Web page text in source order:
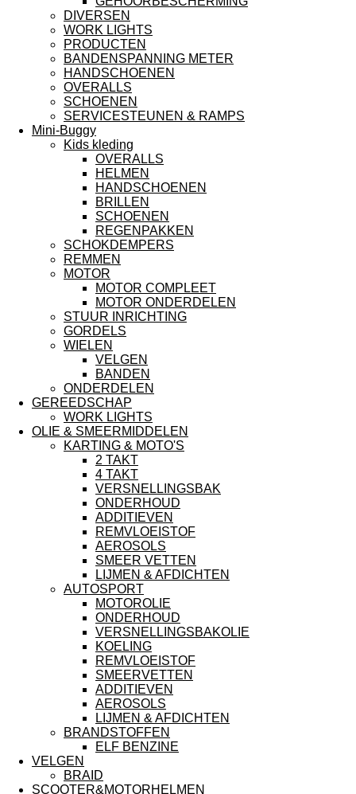
DIVERSEN
WORK LIGHTS
PRODUCTEN
BANDENSPANNING METER
HANDSCHOENEN
OVERALLS
SCHOENEN
SERVICESTEUNEN & RAMPS
Mini-Buggy
Kids kleding
OVERALLS
HELMEN
HANDSCHOENEN
BRILLEN
SCHOENEN
REGENPAKKEN
SCHOKDEMPERS
REMMEN
MOTOR
MOTOR COMPLEET
MOTOR ONDERDELEN
STUUR INRICHTING
GORDELS
WIELEN
VELGEN
BANDEN
ONDERDELEN
GEREEDSCHAP
WORK LIGHTS
OLIE & SMEERMIDDELEN
KARTING & MOTO'S
2 TAKT
4 TAKT
VERSNELLINGSBAK
ONDERHOUD
ADDITIEVEN
REMVLOEISTOF
AEROSOLS
SMEER VETTEN
LIJMEN & AFDICHTEN
AUTOSPORT
MOTOROLIE
ONDERHOUD
VERSNELLINGSBAKOLIE
KOELING
REMVLOEISTOF
SMEERVETTEN
ADDITIEVEN
AEROSOLS
LIJMEN & AFDICHTEN
BRANDSTOFFEN
ELF BENZINE
VELGEN
BRAID
SCOOTER&MOTORHELMEN